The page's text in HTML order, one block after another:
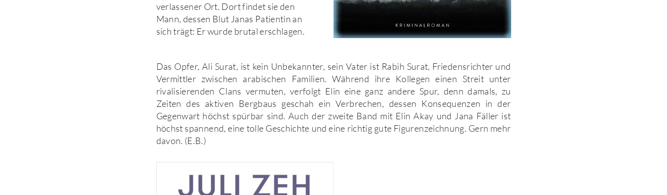
verlassener Ort. Dort findet sie den
Mann, dessen Blut Janas Patientin an
sich trägt: Er wurde brutal erschlagen.
Das Opfer, Ali Surat, ist kein Unbekannter, sein Vater ist Rabih Surat, Friedensrichter und
Vermittler zwischen arabischen Familien. Während ihre Kollegen einen Streit unter
rivalisierenden Clans vermuten, verfolgt Elin eine ganz andere Spur, denn damals, zu
Zeiten des aktiven Bergbaus geschah ein Verbrechen, dessen Konsequenzen in der
Gegenwart höchst spürbar sind. Auch der zweite Band mit Elin Akay und Jana Fäller ist
höchst spannend, eine tolle Geschichte und eine richtig gute Figurenzeichnung. Gern mehr
davon. (E.B.)